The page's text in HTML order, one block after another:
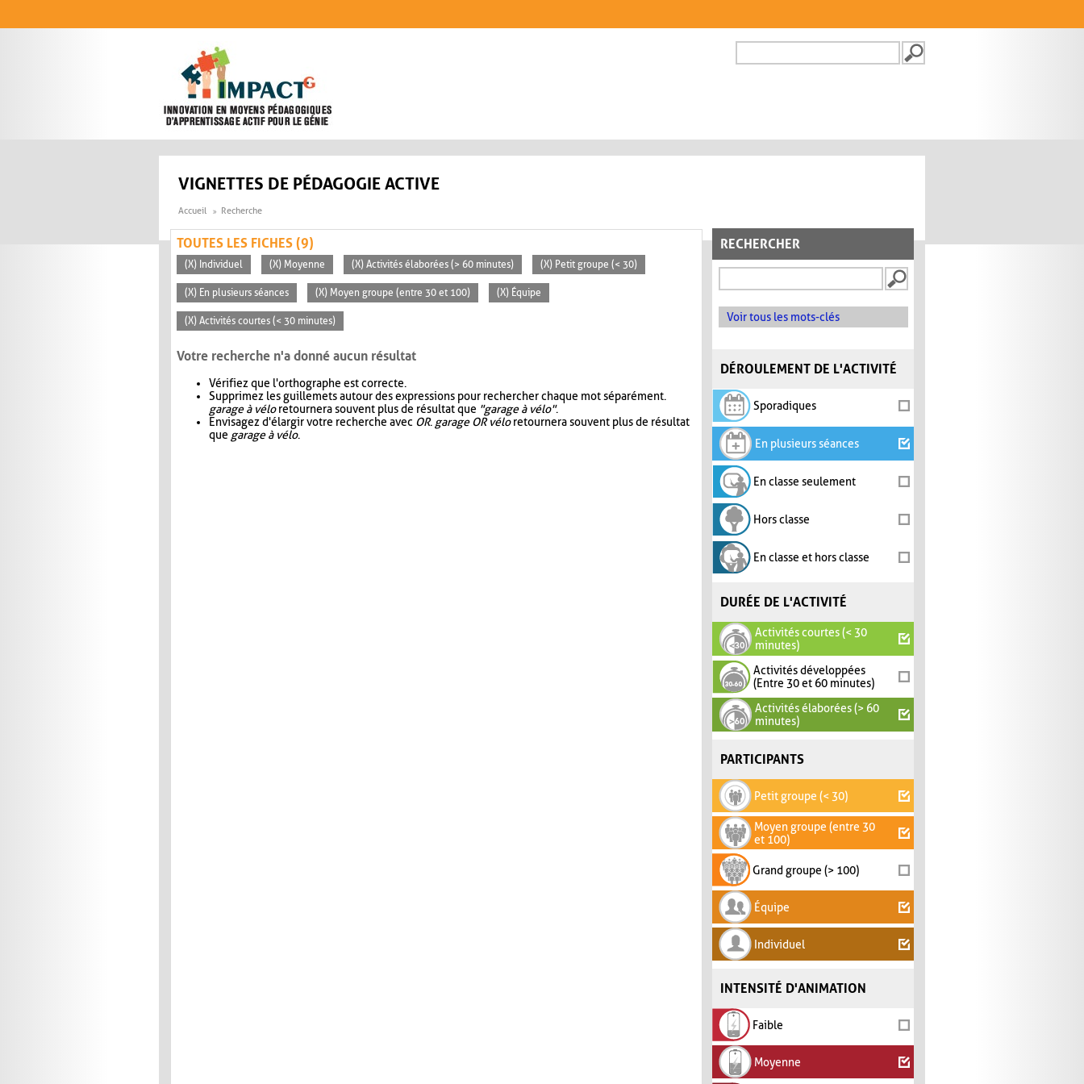
FORMULAIRE DE
VIGNETTES DE PÉDAGOGIE ACTIVE
Accueil Recherche
RECHERCHER
Voir tous les mots-clés
DÉROULEMENT DE L'ACTIVITÉ
Sporadiques
En plusieurs séances
En classe seulement
Hors classe
En classe et hors classe
DURÉE DE L'ACTIVITÉ
Activités courtes (< 30
minutes)
Activités développées
(Entre 30 et 60 minutes)
Activités élaborées (> 60
minutes)
PARTICIPANTS
Petit groupe (< 30)
Moyen groupe (entre 30
et 100)
Grand groupe (> 100)
Équipe
Individuel
INTENSITÉ D'ANIMATION
Faible
Moyenne
TOUTES LES FICHES (9)
(X) Individuel (X) Moyenne (X) Activités élaborées (> 60 minutes) (X) Petit groupe (< 30)
(X) En plusieurs séances (X) Moyen groupe (entre 30 et 100) (X) Équipe
(X) Activités courtes (< 30 minutes)
Votre recherche n'a donné aucun résultat
Vérifiez que l'orthographe est correcte.
Supprimez les guillemets autour des expressions pour rechercher chaque mot séparément.
garage à véloretournera souvent plus de résultat que "garage à vélo".
Envisagez d'élargir votre recherche avec OR. garage OR véloretournera souvent plus de résultat
que garage à vélo.